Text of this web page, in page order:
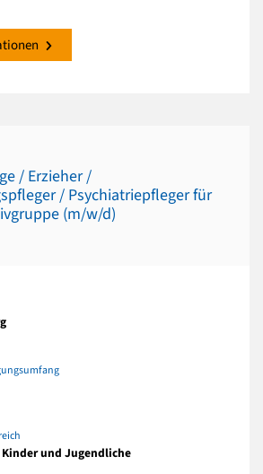
/ Erzieher /
/ Psychiatriepfleger für
(m/w/d)
und Jugendliche